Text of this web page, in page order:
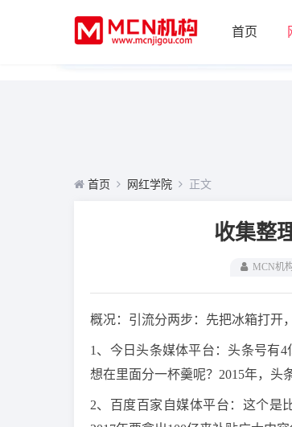
首页
首页 网红学院 正文
收集整
MCN机构
概况：引流分两步：先把冰箱打开
1、今日头条媒体平台：头条号有
想在里面分一杯羹呢？2015年，头
2、百度百家自媒体平台：这个是